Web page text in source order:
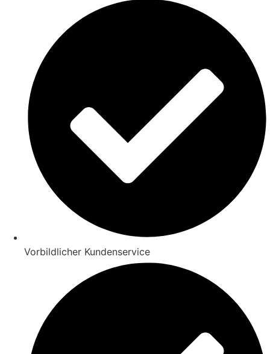
Vorbildlicher Kundenservice